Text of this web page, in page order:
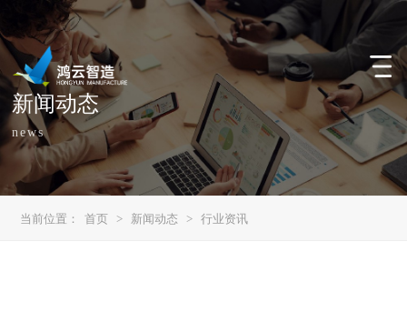
新闻动态
news
当前位置： 首页 > 新闻动态 > 行业资讯